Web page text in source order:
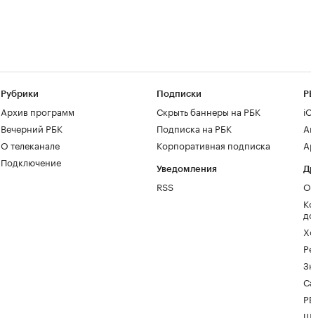
Рубрики
Архив программ
Вечерний РБК
О телеканале
Подключение
Подписки
Скрыть баннеры на РБК
Подписка на РБК
Корпоративная подписка
Уведомления
RSS